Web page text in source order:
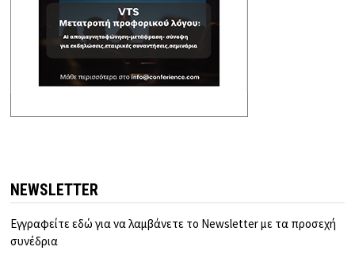
NEWSLETTER
Εγγραφείτε εδώ για να λαμβάνετε το Newsletter με τα προσεχή
συνέδρια